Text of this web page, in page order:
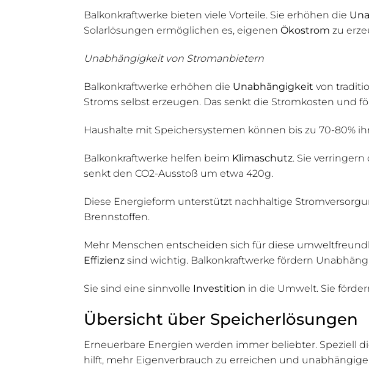
Balkonkraftwerke bieten viele Vorteile. Sie erhöhen die
Solarlösungen ermöglichen es, eigenen Ökostrom zu
Unabhängigkeit von Stromanbietern
Balkonkraftwerke erhöhen die Unabhängigkeit von
Stroms selbst erzeugen. Das senkt die Stromkosten und
Haushalte mit Speichersystemen können bis zu 70-80%
Balkonkraftwerke helfen beim Klimaschutz. Sie
senkt den CO2-Ausstoß um etwa 420g.
Diese Energieform unterstützt nachhaltige
Brennstoffen.
Mehr Menschen entscheiden sich für diese
Effizienz sind wichtig. Balkonkraftwerke fördern
Sie sind eine sinnvolle Investition in die Umwelt. Sie
Übersicht über Speicherlösungen
Erneuerbare Energien werden immer beliebter. Speziell
hilft, mehr Eigenverbrauch zu erreichen und